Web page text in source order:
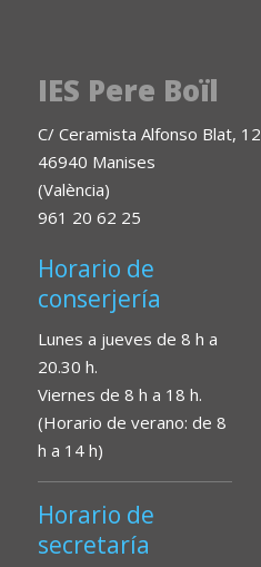
IES Pere Boïl
C/ Ceramista Alfonso Blat, 12
46940 Manises
(València)
961 20 62 25
Horario de
conserjería
Lunes a jueves de 8 h a
20.30 h.
Viernes de 8 h a 18 h.
(Horario de verano: de 8
h a 14 h)
Horario de
secretaría